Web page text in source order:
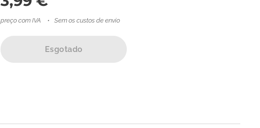
preço com IVA Sem os custos de envio
Esgotado